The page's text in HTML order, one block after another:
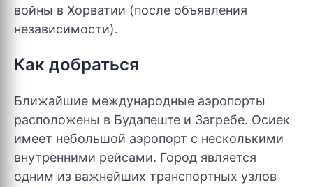
войны в Хорватии (после объявления
независимости).
Как добраться
Ближайшие международные аэропорты
расположены в Будапеште и Загребе. Осиек
имеет небольшой аэропорт с несколькими
внутренними рейсами. Город является
одним из важнейших транспортных узлов